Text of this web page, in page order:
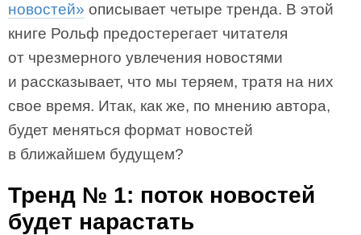
новостей» описывает четыре тренда. В этой
книге Рольф предостерегает читателя
от чрезмерного увлечения новостями
и рассказывает, что мы теряем, тратя на них
свое время. Итак, как же, по мнению автора,
будет меняться формат новостей
в ближайшем будущем?
Тренд № 1: поток новостей
будет нарастать